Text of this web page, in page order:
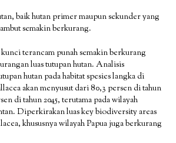
baik hutan primer maupun sekunder yang
semakin berkurang.
terancam punah semakin berkurang
luas tutupan hutan. Analisis
hutan pada habitat spesies langka di
akan menyusut dari 80,3 persen di tahun
di tahun 2045, terutama pada wilayah
Diperkirakan luas key biodiversity areas
khususnya wilayah Papua juga berkurang